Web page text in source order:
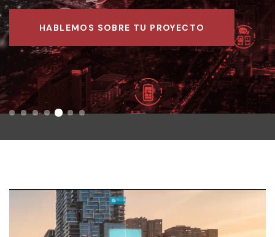
HABLEMOS SOBRE TU PROYECTO